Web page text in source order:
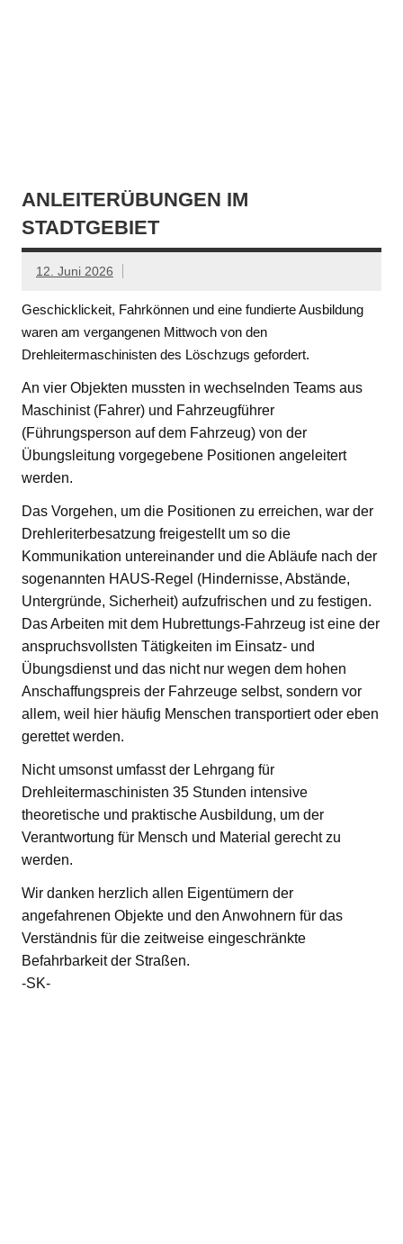
ANLEITERÜBUNGEN IM
STADTGEBIET
12. Juni 2026
Geschicklickeit, Fahrkönnen und eine fundierte Ausbildung
waren am vergangenen Mittwoch von den
Drehleitermaschinisten des Löschzugs gefordert.
An vier Objekten mussten in wechselnden Teams aus
Maschinist (Fahrer) und Fahrzeugführer
(Führungsperson auf dem Fahrzeug) von der
Übungsleitung vorgegebene Positionen angeleitert
werden.
Das Vorgehen, um die Positionen zu erreichen, war der
Drehleriterbesatzung freigestellt um so die
Kommunikation untereinander und die Abläufe nach der
sogenannten HAUS-Regel (Hindernisse, Abstände,
Untergründe, Sicherheit) aufzufrischen und zu festigen.
Das Arbeiten mit dem Hubrettungs-Fahrzeug ist eine der
anspruchsvollsten Tätigkeiten im Einsatz- und
Übungsdienst und das nicht nur wegen dem hohen
Anschaffungspreis der Fahrzeuge selbst, sondern vor
allem, weil hier häufig Menschen transportiert oder eben
gerettet werden.
Nicht umsonst umfasst der Lehrgang für
Drehleitermaschinisten 35 Stunden intensive
theoretische und praktische Ausbildung, um der
Verantwortung für Mensch und Material gerecht zu
werden.
Wir danken herzlich allen Eigentümern der
angefahrenen Objekte und den Anwohnern für das
Verständnis für die zeitweise eingeschränkte
Befahrbarkeit der Straßen.
-SK-